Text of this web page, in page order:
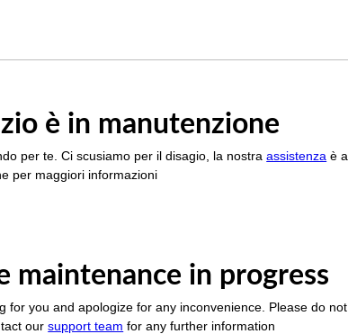
è in manutenzione
per te. Ci scusiamo per il disagio, la nostraassistenza è a
per maggiori informazioni
maintenance in progress
for you and apologize for any inconvenience. Please do not
oursupport team for any further information